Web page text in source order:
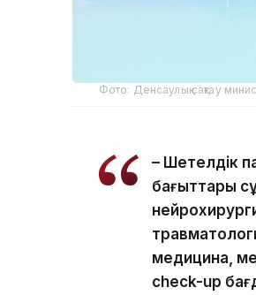
Фото: Денсаулық сақтау
– Шетелдік
бағыттары
медицина,
check-up